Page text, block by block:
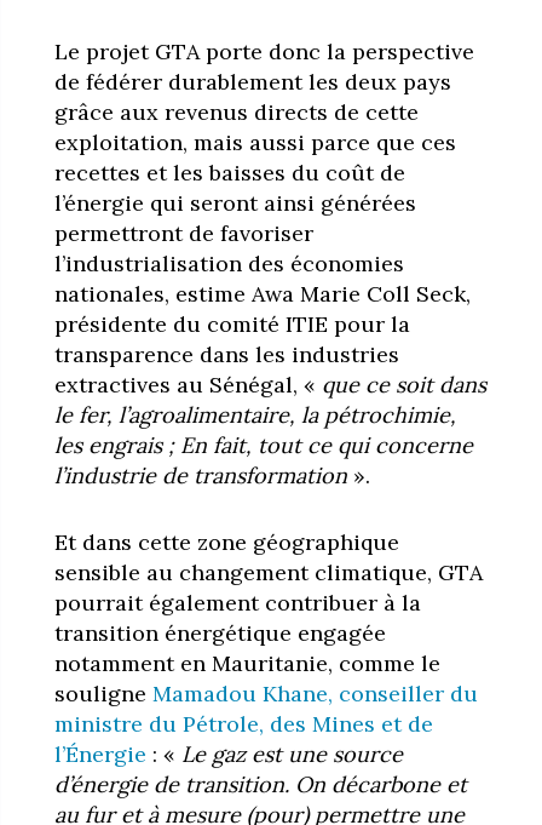
Le projet GTA porte donc la perspective
de fédérer durablement les deux pays
grâce aux revenus directs de cette
exploitation, mais aussi parce que ces
recettes et les baisses du coût de
l’énergie qui seront ainsi générées
permettront de favoriser
l’industrialisation des économies
nationales, estime Awa Marie Coll Seck,
présidente du comité ITIE pour la
transparence dans les industries
extractives au Sénégal, « que ce soit dans
le fer, l’agroalimentaire, la pétrochimie,
les engrais ; En fait, tout ce qui concerne
l’industrie de transformation».
Et dans cette zone géographique
sensible au changement climatique, GTA
pourrait également contribuer à la
transition énergétique engagée
notamment en Mauritanie, comme le
souligne Mamadou Khane, conseiller du
ministre du Pétrole, des Mines et de
l’Énergie : « Le gaz est une source
d’énergie de transition. On décarbone et
au fur et à mesure (pour) permettre une